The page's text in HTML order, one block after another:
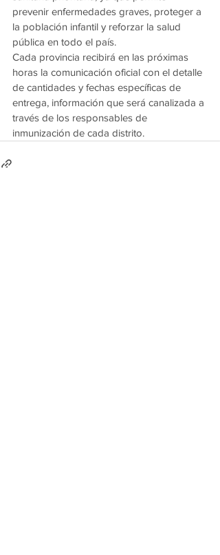
prevenir enfermedades graves, proteger a
la población infantil y reforzar la salud
pública en todo el país.
Cada provincia recibirá en las próximas
horas la comunicación oficial con el detalle
de cantidades y fechas específicas de
entrega, información que será canalizada a
través de los responsables de
inmunización de cada distrito.